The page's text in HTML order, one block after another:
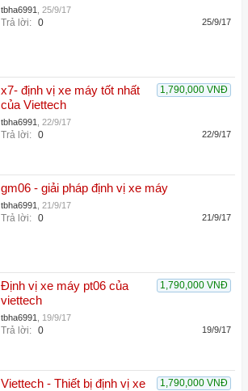
tbha6991 25/9/17
Trả lời: 0 25/9/17
1,790,000 VNĐ
x7- định vị xe máy tốt nhất
của Viettech
tbha6991 22/9/17
Trả lời: 0 22/9/17
gm06 - giải pháp định vị xe máy
tbha6991 21/9/17
Trả lời: 0 21/9/17
1,790,000 VNĐ
Định vị xe máy pt06 của
viettech
tbha6991 19/9/17
Trả lời: 0 19/9/17
1,790,000 VNĐ
Viettech - Thiết bị định vị xe